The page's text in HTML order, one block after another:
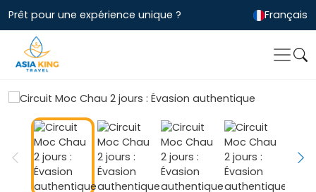
Prêt pour une expérience unique ? Français